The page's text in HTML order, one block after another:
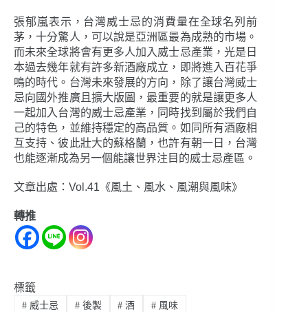
張郁嵐表示，台灣威士忌的消費量在全球名列前
茅，十分驚人，可以說是亞洲區最為成熟的市場。
而未來全球將會有更多人加入威士忌產業，光是日
本過去幾年就有許多新酒廠成立，即將進入百花爭
鳴的時代。台灣未來發展的方向，除了讓台灣威士
忌向國外推廣且擴大版圖，最重要的就是讓更多人
一起加入台灣的威士忌產業，同時找到屬於我們自
己的特色，並維持穩定的高品質。如同所有酒廠相
互支持、彼此壯大的蘇格蘭，也許有朝一日，台灣
也能逐漸成為另一個能讓世界注目的威士忌產區。
文章出處：Vol.41《風土、風水、風潮與風味》
轉推
標籤
#威士忌 #後製 # 酒 # 風味